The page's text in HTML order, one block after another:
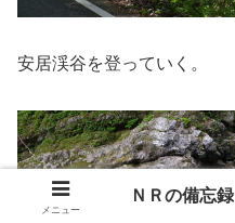
安居渓谷を登っていく。
メニュー
ＮＲの備忘録